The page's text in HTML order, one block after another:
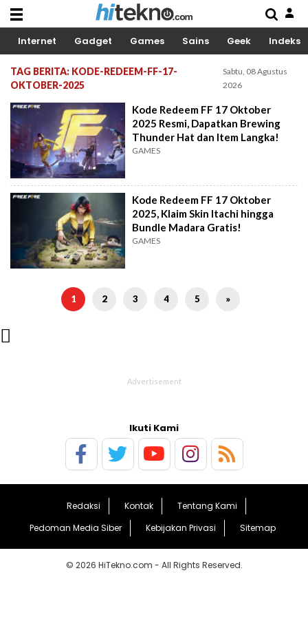
Internet Gadget Games Sains Geek Indeks
TAG BERITA: KODE-REDEEM-FF-17-
OKTOBER-2025
Sabtu, 08 Agustus
2026
Kode Redeem FF 17 Oktober
2025 Resmi, Dapatkan Brewing
Thunder Hat dan Item Langka!
GAMES
Kode Redeem FF 17 Oktober
2025, Klaim Skin Itachi hingga
Bundle Madara Gratis!
GAMES
1 2 3 4 5 »

Ikuti Kami
Redaksi Kontak
Tentang Kami
Pedoman Media Siber
Kebijakan Privasi Sitemap
© 2026 HiTekno.com - All Rights Reserved.